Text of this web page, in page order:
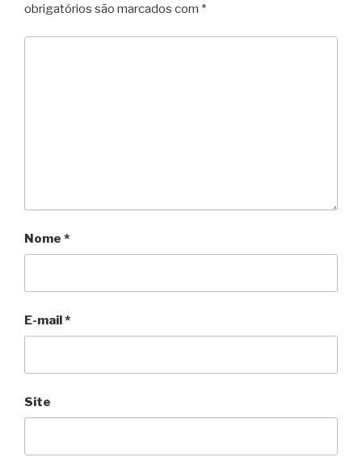
obrigatórios são marcados com *
Nome *
E-mail*
Site